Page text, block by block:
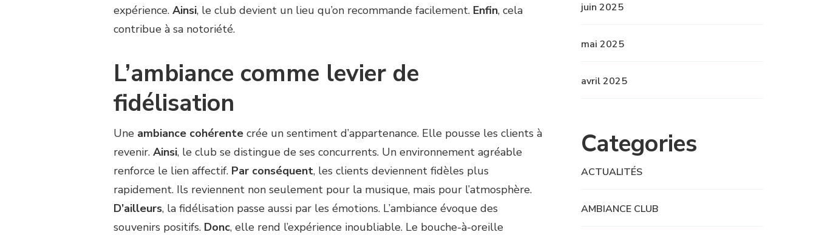
expérience. Ainsi, le club devient un lieu qu’on recommande facilement. Enfin, cela
contribue à sa notoriété.
L’ambiance comme levier de
fidélisation
Une ambiance cohérente crée un sentiment d’appartenance. Elle pousse les clients à
revenir. Ainsi, le club se distingue de ses concurrents. Un environnement agréable
renforce le lien affectif. Par conséquent, les clients deviennent fidèles plus
rapidement. Ils reviennent non seulement pour la musique, mais pour l’atmosphère.
D’ailleurs, la fidélisation passe aussi par les émotions. L’ambiance évoque des
souvenirs positifs. Donc, elle rend l’expérience inoubliable. Le bouche-à-oreille
juin 2025
mai 2025
avril 2025
Categories
ACTUALITÉS
AMBIANCE CLUB